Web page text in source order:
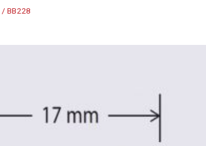
/ BB228